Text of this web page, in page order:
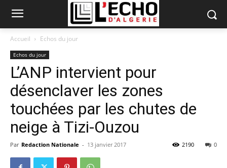
Accueil Echos du jour
Echos du jour
L’ANP intervient pour
désenclaver les zones
touchées par les chutes de
neige à Tizi-Ouzou
Par Redaction Nationale - 13 janvier 2017 0
2190